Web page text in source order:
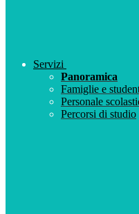
Servizi
Panoramica
Famiglie e
Personale
Percorsi di studio